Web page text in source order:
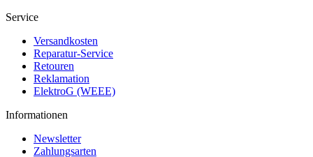
Service
Versandkosten
Reparatur-Service
Retouren
Reklamation
ElektroG (WEEE)
Informationen
Newsletter
Zahlungsarten